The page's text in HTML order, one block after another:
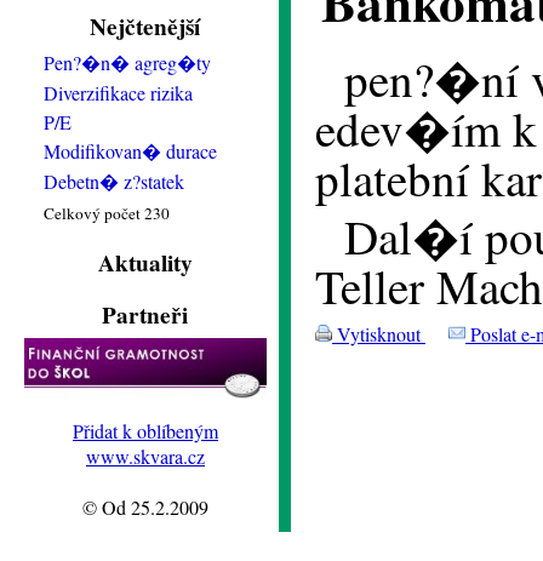
Nejčtenější
Pen?�n� agreg�ty
Diverzifikace rizika
P/E
Modifikovan� durace
Debetn� z?statek
Celkový počet 230
Aktuality
Partneři
Přidat k oblíbeným
www.skvara.cz
© Od 25.2.2009
pen?�ní
edev�ím k
platební
Dal�í
Teller
Vytisknout Poslat e-